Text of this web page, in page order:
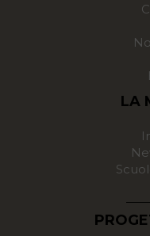
LA